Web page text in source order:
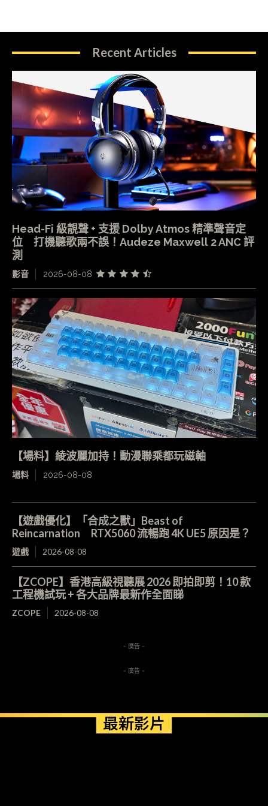
Recent Articles
Head-Fi 級靚聲 + 支援 Dolby Atmos 精準聲音定
位 打機聽歌兩不誤！Audeze Maxwell 2 ANC 評
測
影音 2026-08-08
【場料】綾波麗加持！動漫聯乘都玩磁軸
場料 2026-08-08
【遊戲優化】「合成之獸」Beast of
Reincarnation RTX5060 流暢跑 4K UE5 原因是？
遊戲 2026-08-08
【ZCOPE】香港高級視聽展 2026 即拍即剪！10 款
工程機試玩 + 各大品牌最新作全面睇
ZCOPE 2026-08-08
- 廣告 -
- 廣告 -
最新影片